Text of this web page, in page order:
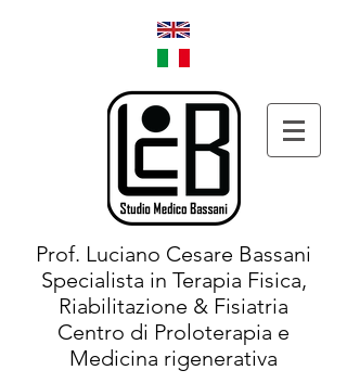
Prof. Luciano Cesare Bassani
Specialista in Terapia Fisica,
Riabilitazione & Fisiatria
Centro di Proloterapia e
Medicina rigenerativa